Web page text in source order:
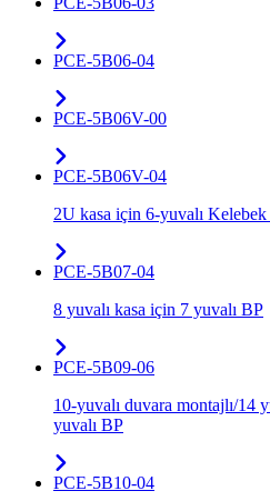
PCE-5B06-04
PCE-5B06V-00
PCE-5B06V-04
2U kasa için 6-yuvalı
PCE-5B07-04
8 yuvalı kasa için 7 yuvalı BP
PCE-5B09-06
10-yuvalı duvara montajlı/14
yuvalı BP
PCE-5B10-04